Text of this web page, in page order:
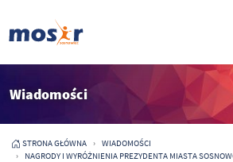
Wiadomości
STRONA GŁÓWNA
WIADOMOŚCI
NAGRODY I WYRÓŻNIENIA PREZYDENTA MIASTA